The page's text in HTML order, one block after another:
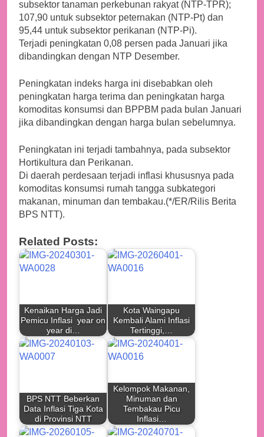
subsektor tanaman perkebunan rakyat (NTP-TPR);
107,90 untuk subsektor peternakan (NTP-Pt) dan
95,44 untuk subsektor perikanan (NTP-Pi).
Terjadi peningkatan 0,08 persen pada Januari jika
dibandingkan dengan NTP Desember.
Peningkatan indeks harga ini disebabkan oleh
peningkatan harga terima dan peningkatan harga
komoditas konsumsi dan BPPBM pada bulan Januari
jika dibandingkan dengan harga bulan sebelumnya.
Peningkatan ini terjadi tambahnya, pada subsektor
Hortikultura dan Perikanan.
Di daerah perdesaan terjadi inflasi khususnya pada
komoditas konsumsi rumah tangga subkategori
makanan, minuman dan tembakau.(*/ER/Rilis Berita
BPS NTT).
Related Posts:
Kenaikan Harga Jadi
Pemicu Inflasi year on
year di…
Kota Waingapu
Kembali Alami Inflasi
Tertinggi,…
BPS NTT Beberkan
Data Inflasi Tiga Kota
di Provinsi NTT
Kelompok Makanan,
Minuman dan
Tembakau Picu
Inflasi…